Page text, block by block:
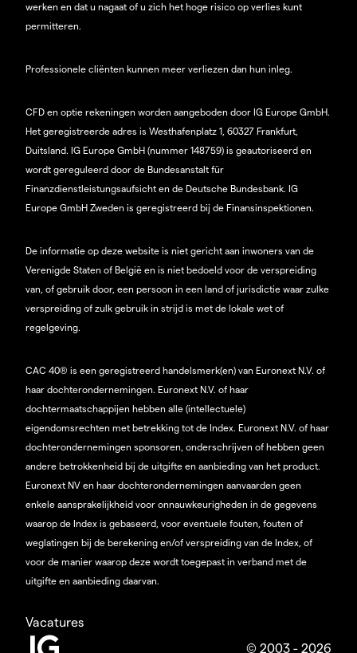
werken en dat u nagaat of u zich het hoge risico op verlies kunt
permitteren.
Professionele cliënten kunnen meer verliezen dan hun inleg.
CFD en optie rekeningen worden aangeboden door IG Europe GmbH.
Het geregistreerde adres is Westhafenplatz 1, 60327 Frankfurt,
Duitsland. IG Europe GmbH (nummer 148759) is geautoriseerd en
wordt gereguleerd door de Bundesanstalt für
Finanzdienstleistungsaufsicht en de Deutsche Bundesbank. IG
Europe GmbH Zweden is geregistreerd bij de Finansinspektionen.
De informatie op deze website is niet gericht aan inwoners van de
Verenigde Staten of België en is niet bedoeld voor de verspreiding
van, of gebruik door, een persoon in een land of jurisdictie waar zulke
verspreiding of zulk gebruik in strijd is met de lokale wet of
regelgeving.
CAC 40® is een geregistreerd handelsmerk(en) van Euronext N.V. of
haar dochterondernemingen. Euronext N.V. of haar
dochtermaatschappijen hebben alle (intellectuele)
eigendomsrechten met betrekking tot de Index. Euronext N.V. of haar
dochterondernemingen sponsoren, onderschrijven of hebben geen
andere betrokkenheid bij de uitgifte en aanbieding van het product.
Euronext NV en haar dochterondernemingen aanvaarden geen
enkele aansprakelijkheid voor onnauwkeurigheden in de gegevens
waarop de Index is gebaseerd, voor eventuele fouten, fouten of
weglatingen bij de berekening en/of verspreiding van de Index, of
voor de manier waarop deze wordt toegepast in verband met de
uitgifte en aanbieding daarvan.
Vacatures
© 2003 - 2026